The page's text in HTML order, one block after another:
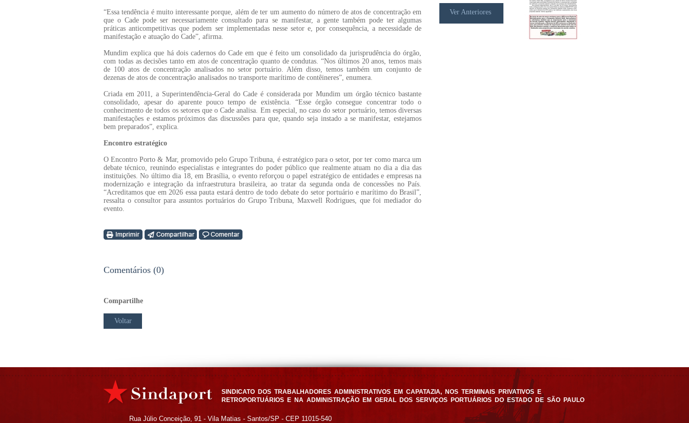
“Essa tendência é muito interessante porque, além de ter um aumento do número de atos de concentração em
que o Cade pode ser necessariamente consultado para se manifestar, a gente também pode ter algumas
práticas anticompetitivas que podem ser implementadas nesse setor e, por consequência, a necessidade de
manifestação e atuação do Cade”, afirma.
Mundim explica que há dois cadernos do Cade em que é feito um consolidado da jurisprudência do órgão,
com todas as decisões tanto em atos de concentração quanto de condutas. “Nos últimos 20 anos, temos mais
de 100 atos de concentração analisados no setor portuário. Além disso, temos também um conjunto de
dezenas de atos de concentração analisados no transporte marítimo de contêineres”, enumera.
Criada em 2011, a Superintendência-Geral do Cade é considerada por Mundim um órgão técnico bastante
consolidado, apesar do aparente pouco tempo de existência. “Esse órgão consegue concentrar todo o
conhecimento de todos os setores que o Cade analisa. Em especial, no caso do setor portuário, temos diversas
manifestações e estamos próximos das discussões para que, quando seja instado a se manifestar, estejamos
bem preparados”, explica.
Encontro estratégico
O Encontro Porto & Mar, promovido pelo Grupo Tribuna, é estratégico para o setor, por ter como marca um
debate técnico, reunindo especialistas e integrantes do poder público que realmente atuam no dia a dia das
instituições. No último dia 18, em Brasília, o evento reforçou o papel estratégico de entidades e empresas na
modernização e integração da infraestrutura brasileira, ao tratar da segunda onda de concessões no País.
“Acreditamos que em 2026 essa pauta estará dentro de todo debate do setor portuário e marítimo do Brasil”,
ressalta o consultor para assuntos portuários do Grupo Tribuna, Maxwell Rodrigues, que foi mediador do
evento.
Comentários (0)
Compartilhe
Voltar
Ver Anteriores
SINDICATO DOS TRABALHADORES ADMINISTRATIVOS EM CAPATAZIA, NOS TERMINAIS PRIVATIVOS E
RETROPORTUÁRIOS E NA ADMINISTRAÇÃO EM GERAL DOS SERVIÇOS PORTUÁRIOS DO ESTADO DE SÃO PAULO
Rua Júlio Conceição, 91 - Vila Matias - Santos/SP - CEP 11015-540